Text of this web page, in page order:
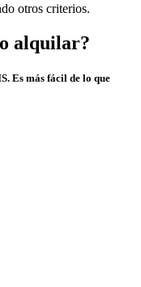
otros criterios.
alquilar?
Es más fácil de lo que